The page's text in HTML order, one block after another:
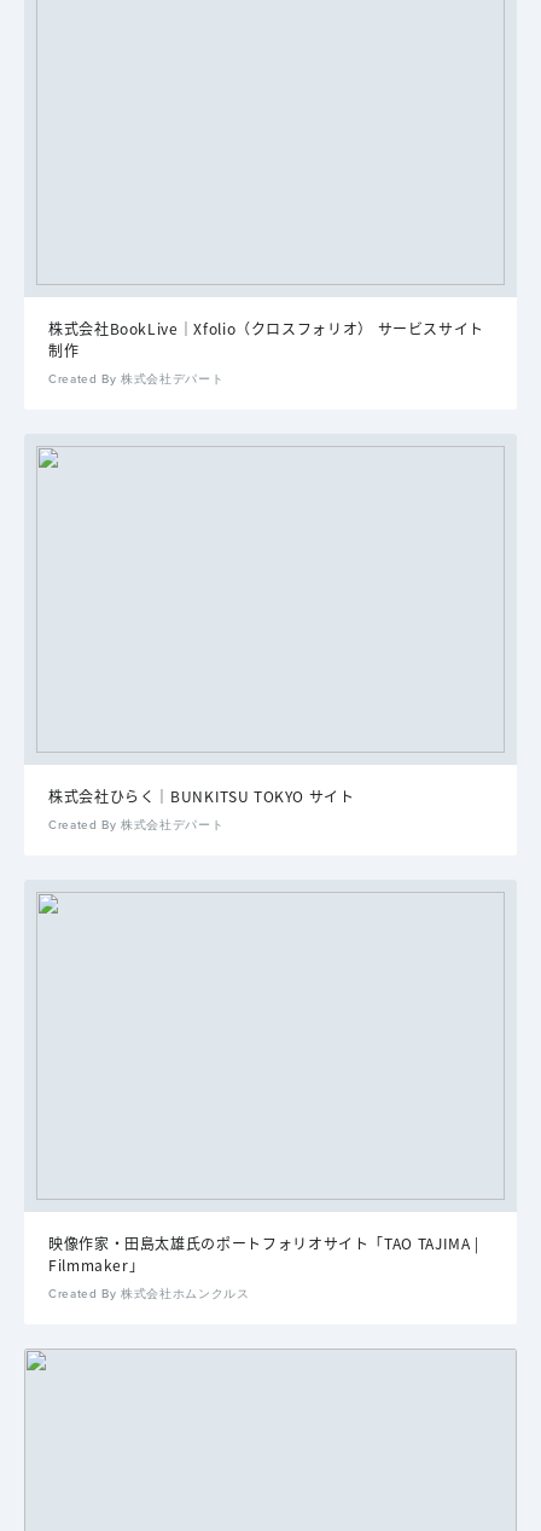
株式会社BookLive｜Xfolio（クロスフォリオ） サービスサイト
制作
Created By 株式会社デパート
株式会社ひらく｜BUNKITSU TOKYO サイト
Created By 株式会社デパート
映像作家・田島太雄氏のポートフォリオサイト「TAO TAJIMA |
Filmmaker」
Created By 株式会社ホムンクルス